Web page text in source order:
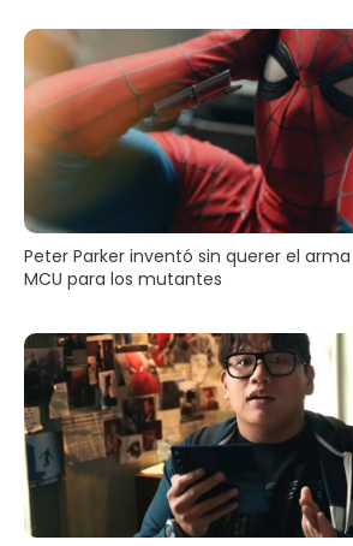
Peter Parker inventó sin querer el
MCU para los mutantes